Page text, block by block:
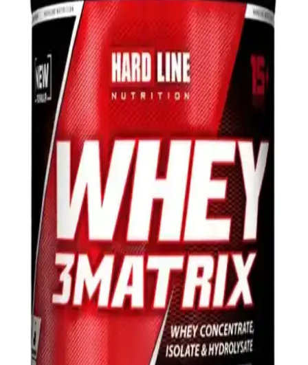
Yüksek kaliteli, düşük yağlı ve karbonhidratlı whey protein tozu,
kas gelişimini hızlandırır, kolay emilir ve lezzetli çilek aromasıyla
sporcuların favorisi olur.
Saç Ürünlerindeki Proteinlerin Saç Sağlığına
Etkileri ve Kullanım Koşulları
Saç ürünlerindeki proteinlerin saça etkisi, ürün formülasyonu,
protein türü ve saç tipine bağlıdır. Doğru kullanıldığında saçın
güçlenmesine katkı sağlar ancak yapısal tamir konusunda bilimsel
şüpheler sürmektedir.
Bigjoy ve Hardline BCAA ve Glutamin Takviyeleri
Karşılaştırması
Bu makalede Bigjoy Vitamins Big2 BCAA+ Glutamine ve Hardline
BCAA Matrix ürünleri detaylı şekilde karşılaştırılıyor. İçerik, aroma,
kullanıcı yorumları ve performans etkileri analiz edilerek, doğru
seçim yapmanıza yardımcı oluyor.
Hardline Nutrition Whey 3 Matrix Protein Tozu
Karşılaştırması Çikolata ve Muz Aroması Özellikleri
Hardline Nutrition Whey 3 Matrix protein tozunun çikolata ve muz
aromalı versiyonlarını içerik, kullanım ve kullanıcı deneyimleriyle
karşılaştırıyoruz.